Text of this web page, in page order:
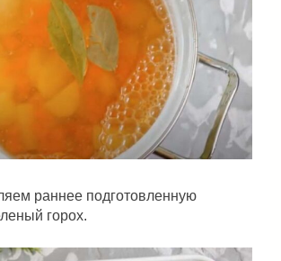
раннее подготовленную
горох.